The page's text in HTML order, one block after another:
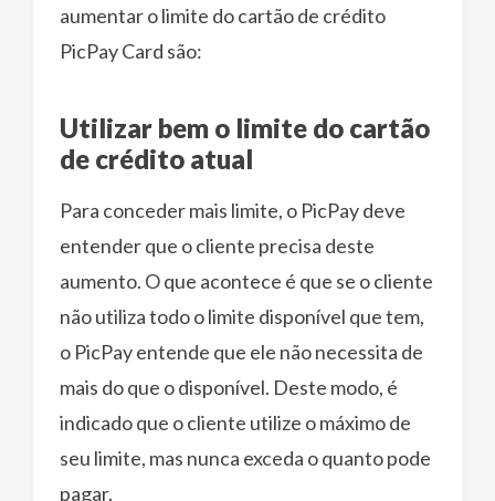
aumentar o limite do cartão de crédito
PicPay Card são:
Utilizar bem o limite do cartão
de crédito atual
Para conceder mais limite, o PicPay deve
entender que o cliente precisa deste
aumento. O que acontece é que se o cliente
não utiliza todo o limite disponível que tem,
o PicPay entende que ele não necessita de
mais do que o disponível. Deste modo, é
indicado que o cliente utilize o máximo de
seu limite, mas nunca exceda o quanto pode
pagar.